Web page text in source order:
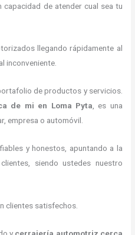
de atender cual sea tu
llegando rápidamente al
inconveniente.
de productos y servicios.
de mi en Loma Pyta, es una
empresa o automóvil.
y honestos, apuntando a la
siendo ustedes nuestro
clientes satisfechos.